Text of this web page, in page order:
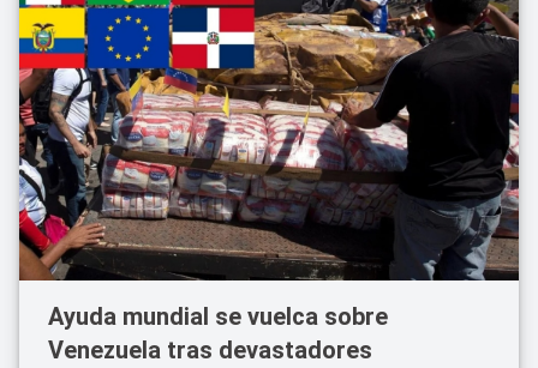
Ayuda mundial se vuelca sobre
Venezuela tras devastadores